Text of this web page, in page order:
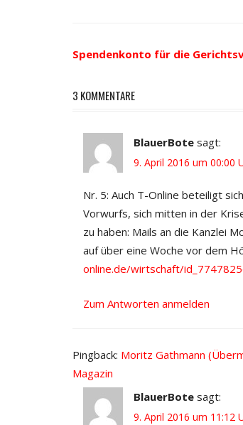
Spendenkonto für die
3 KOMMENTARE
BlauerBote sagt:
9. April 2016 um 00:00
Nr. 5: Auch T-Online beteiligt
Vorwurfs, sich mitten in der
zu haben: Mails an die Kanzlei
auf über eine Woche vor dem
online.de/wirtschaft/
Zum Antworten anmelden
Pingback: Moritz Gathmann
Magazin
BlauerBote sagt:
9. April 2016 um 11:12